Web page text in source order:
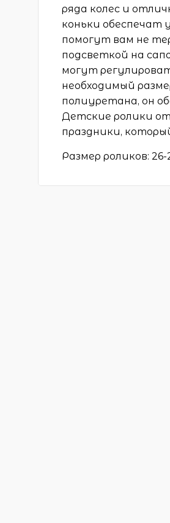
ряда колес и
коньки обеспечат
помогут вам не
подсветкой на
могут
необходимый
полиуретана, он
Детские ролики
праздники,
Размер роликов: 26-